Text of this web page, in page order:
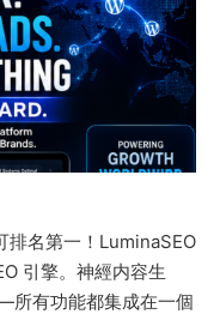
排名第一！LuminaSEO
引擎。神經内容生
所有功能都集成在一個